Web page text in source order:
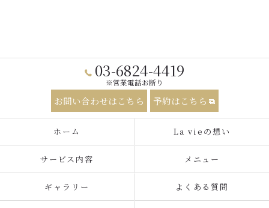
03-6824-4419
※営業電話お断り
お問い合わせはこちら 予約はこちら
ホーム La vieの想い
サービス内容 メニュー
ギャラリー よくある質問